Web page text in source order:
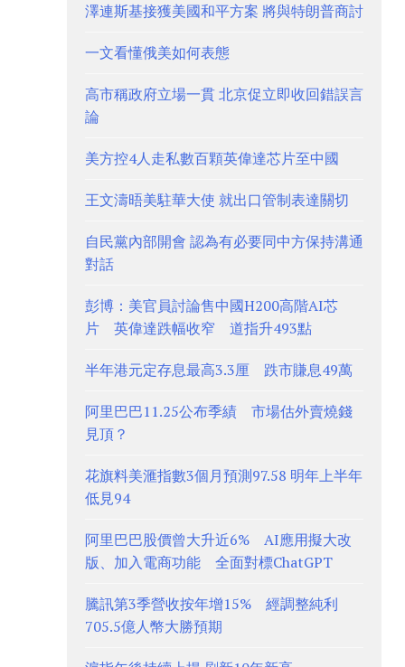
澤連斯基接獲美國和平方案 將與特朗普商討
一文看懂俄美如何表態
高市稱政府立場一貫 北京促立即收回錯誤言
論
美方控4人走私數百顆英偉達芯片至中國
王文濤晤美駐華大使 就出口管制表達關切
自民黨內部開會 認為有必要同中方保持溝通
對話
彭博：美官員討論售中國H200高階AI芯
片 英偉達跌幅收窄 道指升493點
半年港元定存息最高3.3厘 跌市賺息49萬
阿里巴巴11.25公布季績 市場估外賣燒錢
見頂？
花旗料美滙指數3個月預測97.58 明年上半年
低見94
阿里巴巴股價曾大升近6% AI應用擬大改
版、加入電商功能 全面對標ChatGPT
騰訊第3季營收按年增15% 經調整純利
705.5億人幣大勝預期